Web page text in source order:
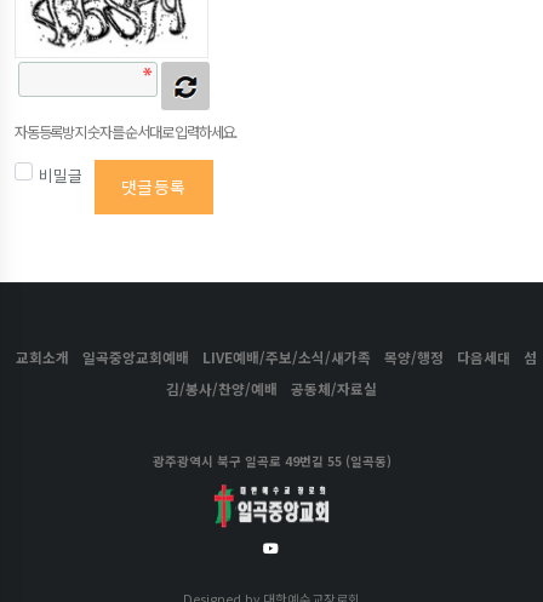
자동등록방지 숫자를 순서대로 입력하세요.
비밀글 댓글등록
교회소개 일곡중앙교회예배 LIVE예배/주보/소식/새가족 목양/행정 다음세대
섬
김/봉사/찬양/예배
공동체/자료실
광주광역시 북구 일곡로 49번길 55 (일곡동)